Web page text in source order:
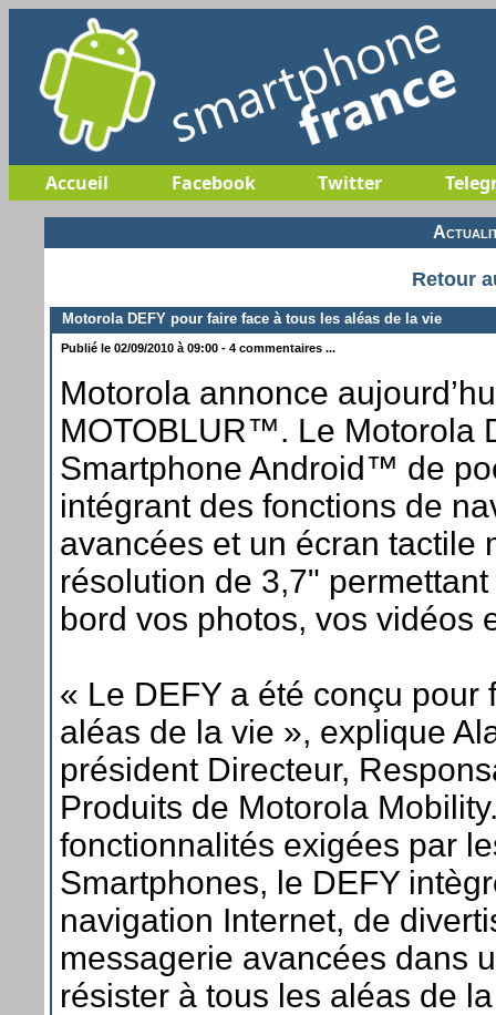
Accueil Facebook Twitter
Retour
Motorola DEFY pour faire face à tous les aléas de la vie
Publié le 02/09/2010 à 09:00 - 4 commentaires ...
Motorola annonce
MOTOBLUR™. Le Motorola
Smartphone Android™ de
intégrant des fonctions de
avancées et un écran tactile
résolution de 3,7"
bord vos photos, vos vidéos
« Le DEFY a été conçu pour
aléas de la vie », explique
président Directeur,
Produits de Motorola
fonctionnalités exigées par
Smartphones, le DEFY
navigation Internet, de
messagerie avancées dans
résister à tous les aléas de